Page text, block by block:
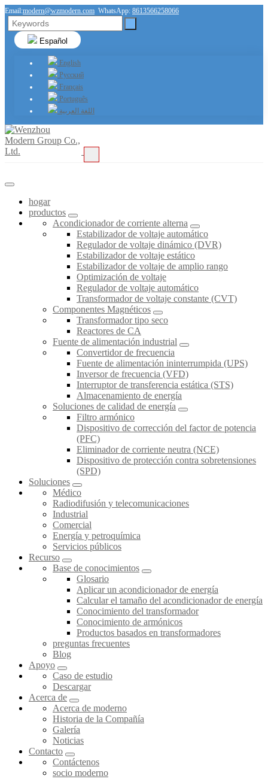
Email:modern@wzmodern.com WhatsApp: 8613566258066
Español
English
Русский
Français
Português
اللغة العربية
hogar
productos
Acondicionador de corriente alterna
Estabilizador de voltaje automático
Regulador de voltaje dinámico (DVR)
Estabilizador de voltaje estático
Estabilizador de voltaje de amplio rango
Optimización de voltaje
Regulador de voltaje automático
Transformador de voltaje constante (CVT)
Componentes Magnéticos
Transformador tipo seco
Reactores de CA
Fuente de alimentación industrial
Convertidor de frecuencia
Fuente de alimentación ininterrumpida (UPS)
Inversor de frecuencia (VFD)
Interruptor de transferencia estática (STS)
Almacenamiento de energía
Soluciones de calidad de energía
Filtro armónico
Dispositivo de corrección del factor de potencia
(PFC)
Eliminador de corriente neutra (NCE)
Dispositivo de protección contra sobretensiones
(SPD)
Soluciones
Médico
Radiodifusión y telecomunicaciones
Industrial
Comercial
Energía y petroquímica
Servicios públicos
Recurso
Base de conocimientos
Glosario
Aplicar un acondicionador de energía
Calcular el tamaño del acondicionador de energía
Conocimiento del transformador
Conocimiento de armónicos
Productos basados en transformadores
preguntas frecuentes
Blog
Apoyo
Caso de estudio
Descargar
Acerca de
Acerca de moderno
Historia de la Compañía
Galería
Noticias
Contacto
Contáctenos
socio moderno